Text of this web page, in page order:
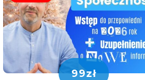
99zł